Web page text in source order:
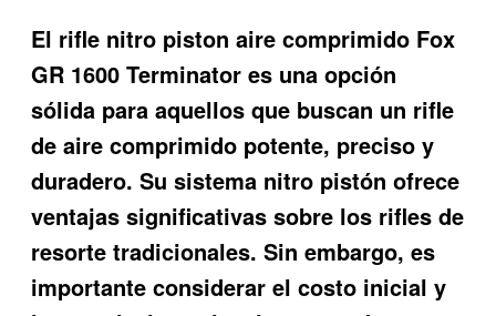
El rifle nitro piston aire comprimido Fox
GR 1600 Terminator es una opción
sólida para aquellos que buscan un rifle
de aire comprimido potente, preciso y
duradero. Su sistema nitro pistón ofrece
ventajas significativas sobre los rifles de
resorte tradicionales. Sin embargo, es
importante considerar el costo inicial y